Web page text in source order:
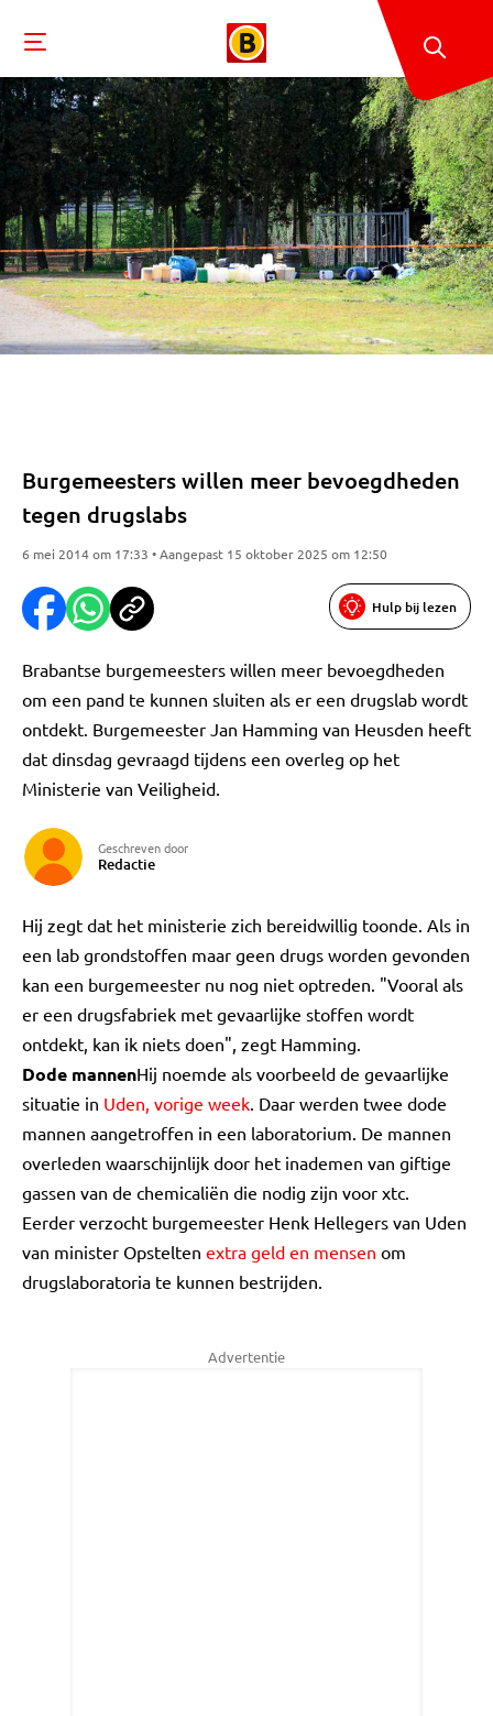
Burgemeesters willen meer bevoegdheden
tegen drugslabs
6 mei 2014 om 17:33 • Aangepast 15 oktober 2025 om 12:50
Hulp bij lezen
Brabantse burgemeesters willen meer bevoegdheden
om een pand te kunnen sluiten als er een drugslab wordt
ontdekt. Burgemeester Jan Hamming van Heusden heeft
dat dinsdag gevraagd tijdens een overleg op het
Ministerie van Veiligheid.
Geschreven door
Redactie
Hij zegt dat het ministerie zich bereidwillig toonde. Als in
een lab grondstoffen maar geen drugs worden gevonden
kan een burgemeester nu nog niet optreden. "Vooral als
er een drugsfabriek met gevaarlijke stoffen wordt
ontdekt, kan ik niets doen", zegt Hamming.
Dode mannenHij noemde als voorbeeld de gevaarlijke
situatie in Uden, vorige week. Daar werden twee dode
mannen aangetroffen in een laboratorium. De mannen
overleden waarschijnlijk door het inademen van giftige
gassen van de chemicaliën die nodig zijn voor xtc.
Eerder verzocht burgemeester Henk Hellegers van Uden
van minister Opstelten extra geld en mensen om
drugslaboratoria te kunnen bestrijden.
Advertentie